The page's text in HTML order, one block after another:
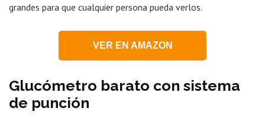
grandes para que cualquier persona pueda verlos.
VER EN AMAZON
Glucómetro barato con sistema
de punción